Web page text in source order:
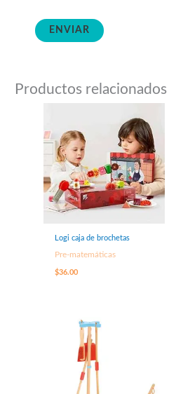
Productos relacionados
Logi caja de brochetas
Pre-matemáticas
$36.00